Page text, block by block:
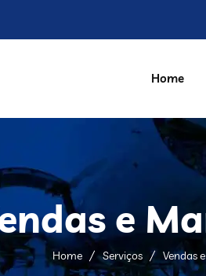
Home
e
Home Serviços Vendas